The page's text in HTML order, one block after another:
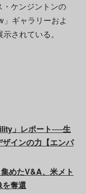
ケンジントンの
ギャラリーおよ
されている。
」レポート──生
インの力【エンパ
めたV&A、米メト
を奪還